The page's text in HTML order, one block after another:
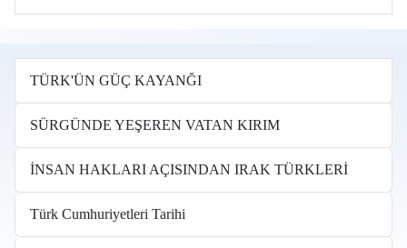
TÜRK'ÜN GÜÇ KAYANĞI
SÜRGÜNDE YEŞEREN VATAN KIRIM
İNSAN HAKLARI AÇISINDAN IRAK TÜRKLERİ
Türk Cumhuriyetleri Tarihi